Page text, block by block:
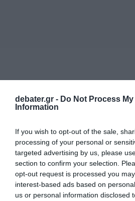
debater.gr - Do Not Process My
Information
If you wish to opt-out of the sale,
processing of your personal or
targeted advertising by us, please
section to confirm your selection.
opt-out request is processed you
interest-based ads based on
us or personal information disclosed